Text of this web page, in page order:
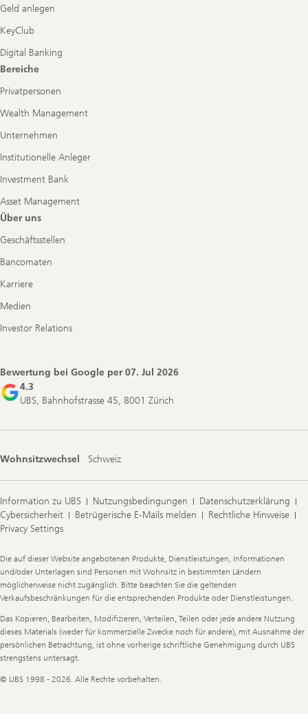
Geld anlegen
KeyClub
Digital Banking
Bereiche
Privatpersonen
Wealth Management
Unternehmen
Institutionelle Anleger
Investment Bank
Asset Management
Über uns
Geschäftsstellen
Bancomaten
Karriere
Medien
Investor Relations
Bewertung bei Google per07. Jul 2026
4.3
UBS, Bahnhofstrasse 45, 8001 Zürich
Wohnsitzwechsel Schweiz
Information zu UBS Nutzungsbedingungen
Datenschutzerklärung
Cybersicherheit
Betrügerische E-Mails melden
Rechtliche Hinweise
Privacy Settings
Legal
Information
Die auf dieser Website angebotenen Produkte, Dienstleistungen, Informationen
und/oder Unterlagen sind Personen mit Wohnsitz in bestimmten Ländern
möglicherweise nicht zugänglich. Bitte beachten Sie die geltenden
Verkaufsbeschränkungen für die entsprechenden Produkte oder Dienstleistungen.
Das Kopieren, Bearbeiten, Modifizieren, Verteilen, Teilen oder jede andere Nutzung
dieses Materials (weder für kommerzielle Zwecke noch für andere), mit Ausnahme der
persönlichen Betrachtung, ist ohne vorherige schriftliche Genehmigung durch UBS
strengstens untersagt.
© UBS 1998 - 2026. Alle Rechte vorbehalten.